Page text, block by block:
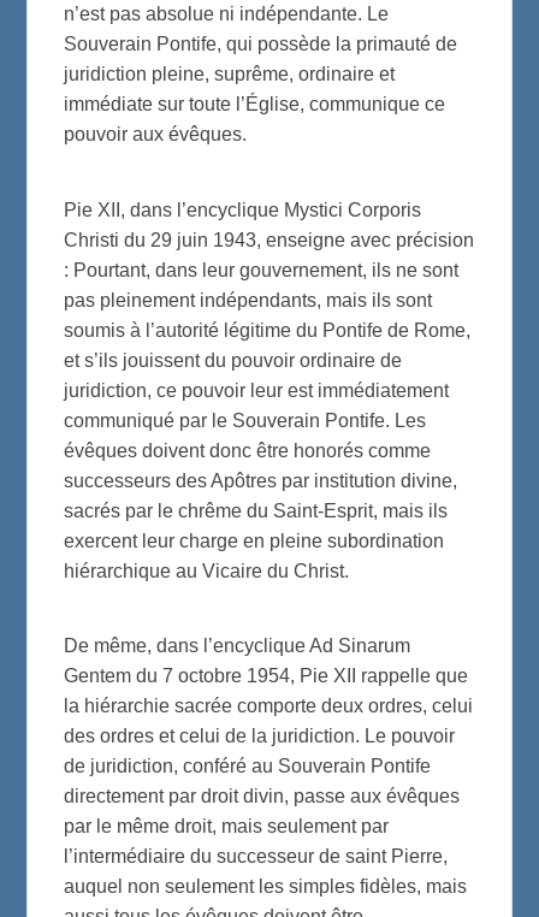
n’est pas absolue ni indépendante. Le
Souverain Pontife, qui possède la primauté de
juridiction pleine, suprême, ordinaire et
immédiate sur toute l’Église, communique ce
pouvoir aux évêques.
Pie XII, dans l’encyclique Mystici Corporis
Christi du 29 juin 1943, enseigne avec précision
: Pourtant, dans leur gouvernement, ils ne sont
pas pleinement indépendants, mais ils sont
soumis à l’autorité légitime du Pontife de Rome,
et s’ils jouissent du pouvoir ordinaire de
juridiction, ce pouvoir leur est immédiatement
communiqué par le Souverain Pontife. Les
évêques doivent donc être honorés comme
successeurs des Apôtres par institution divine,
sacrés par le chrême du Saint-Esprit, mais ils
exercent leur charge en pleine subordination
hiérarchique au Vicaire du Christ.
De même, dans l’encyclique Ad Sinarum
Gentem du 7 octobre 1954, Pie XII rappelle que
la hiérarchie sacrée comporte deux ordres, celui
des ordres et celui de la juridiction. Le pouvoir
de juridiction, conféré au Souverain Pontife
directement par droit divin, passe aux évêques
par le même droit, mais seulement par
l’intermédiaire du successeur de saint Pierre,
auquel non seulement les simples fidèles, mais